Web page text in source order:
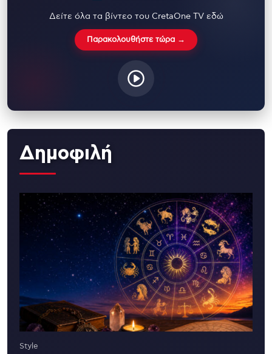
Δείτε όλα τα βίντεο του CretaOne TV εδώ
Παρακολουθήστε τώρα →
Δημοφιλή
Style